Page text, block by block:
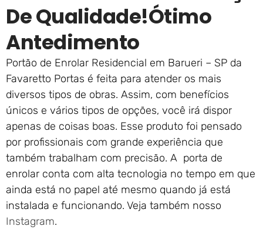
De Qualidade!ótimo
Antedimento
Portão de Enrolar Residencial em Barueri – SP da
Favaretto Portas é feita para atender os mais
diversos tipos de obras. Assim, com benefícios
únicos e vários tipos de opções, você irá dispor
apenas de coisas boas. Esse produto foi pensado
por profissionais com grande experiência que
também trabalham com precisão. A porta de
enrolar conta com alta tecnologia no tempo em que
ainda está no papel até mesmo quando já está
instalada e funcionando. Veja também nosso
Instagram.